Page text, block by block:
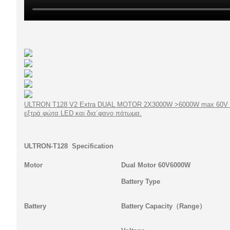
ULTRON T128 V2 Extra DUAL MOTOR 2X3000W >6000W max 60V
εξτρά φώτα LED και δια΄φανο πάτωμα.
ULTRON-T128 Specification
Motor Dual Motor 60V6000W
Battery
Battery Type
Battery Capacity （ Range）